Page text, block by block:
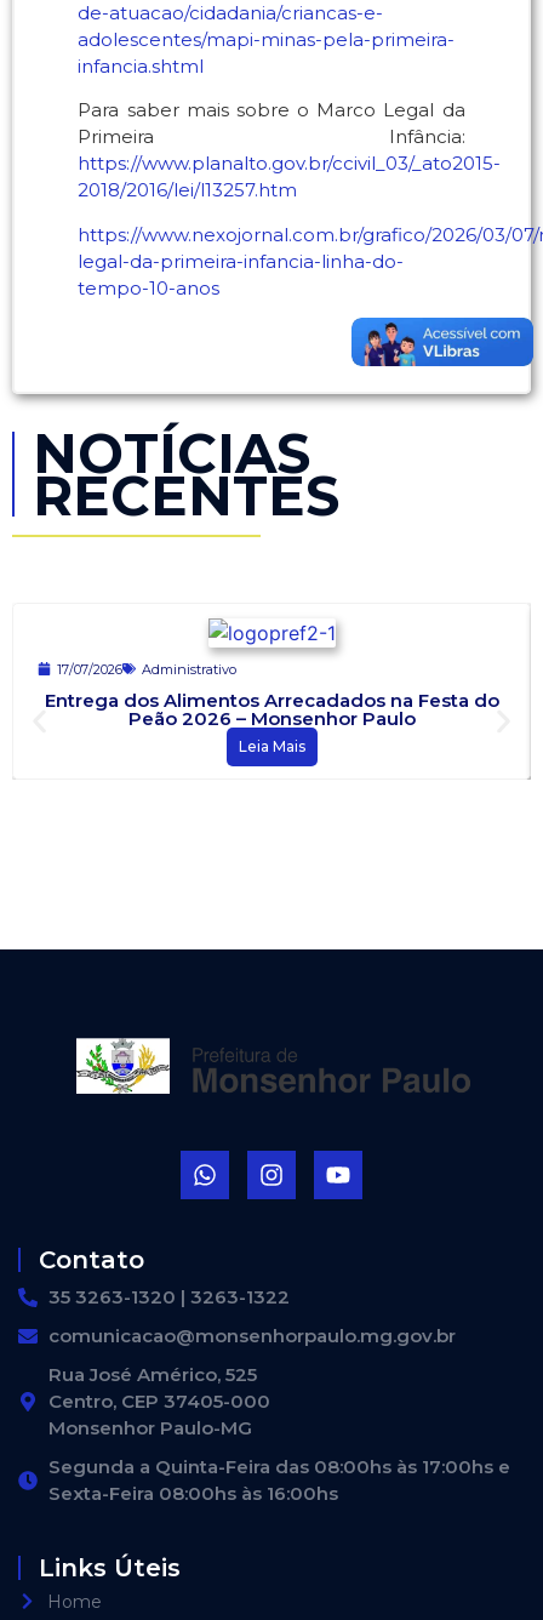
de-atuacao/cidadania/criancas-e-
adolescentes/mapi-minas-pela-primeira-
infancia.shtml
Para saber mais sobre o Marco Legal da
Primeira Infância:
https://www.planalto.gov.br/ccivil_03/_ato2015-
2018/2016/lei/l13257.htm
https://www.nexojornal.com.br/grafico/2026/03/
legal-da-primeira-infancia-linha-do-
tempo-10-anos
NOTÍCIAS
RECENTES
17/07/2026 Administrativo
Entrega dos Alimentos Arrecadados na Festa do
Peão 2026 – Monsenhor Paulo
Leia Mais
Contato
35 3263-1320 | 3263-1322
comunicacao@monsenhorpaulo.mg.gov.br
Rua José Américo, 525
Centro, CEP 37405-000
Monsenhor Paulo-MG
Segunda a Quinta-Feira das 08:00hs às 17:00hs e
Sexta-Feira 08:00hs às 16:00hs
Links Úteis
Home